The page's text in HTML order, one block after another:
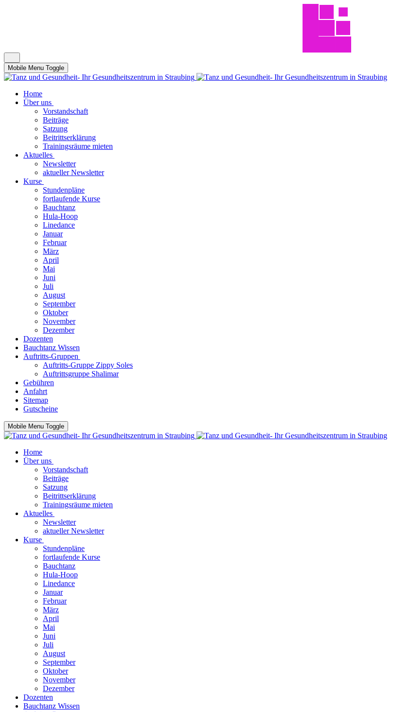
Mobile Menu Toggle
Home
Über uns
Vorstandschaft
Beiträge
Satzung
Beitrittserklärung
Trainingsräume mieten
Aktuelles
Newsletter
aktueller Newsletter
Kurse
Stundenpläne
fortlaufende Kurse
Bauchtanz
Hula-Hoop
Linedance
Januar
Februar
März
April
Mai
Juni
Juli
August
September
Oktober
November
Dezember
Dozenten
Bauchtanz Wissen
Auftritts-Gruppen
Auftritts-Gruppe Zippy Soles
Auftrittsgruppe Shalimar
Gebühren
Anfahrt
Sitemap
Gutscheine
Mobile Menu Toggle
Home
Über uns
Vorstandschaft
Beiträge
Satzung
Beitrittserklärung
Trainingsräume mieten
Aktuelles
Newsletter
aktueller Newsletter
Kurse
Stundenpläne
fortlaufende Kurse
Bauchtanz
Hula-Hoop
Linedance
Januar
Februar
März
April
Mai
Juni
Juli
August
September
Oktober
November
Dezember
Dozenten
Bauchtanz Wissen